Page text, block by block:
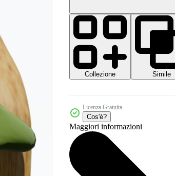
Collezione
Simile
Licenza Gratuita
Cos'è?
Maggiori informazioni